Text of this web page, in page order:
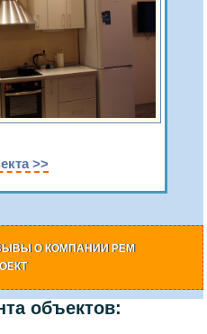
>>
О КОМПАНИИ РЕМ
объектов: